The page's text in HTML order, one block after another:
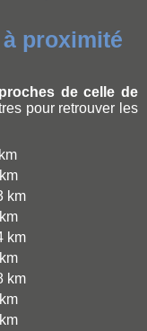
proximité
de celle de
pour retrouver les
km
km
km